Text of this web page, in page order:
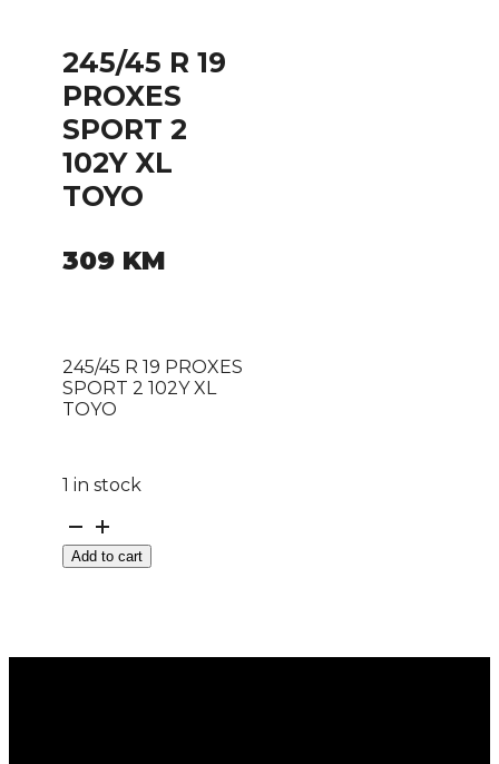
245/45 R 19
PROXES
SPORT 2
102Y XL
TOYO
309 KM
245/45 R 19 PROXES
SPORT 2 102Y XL
TOYO
1 in stock
245/45
R
19Add to cart